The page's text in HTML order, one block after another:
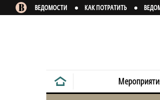
ВЕДОМОСТИ КАК ПОТРАТИТЬ